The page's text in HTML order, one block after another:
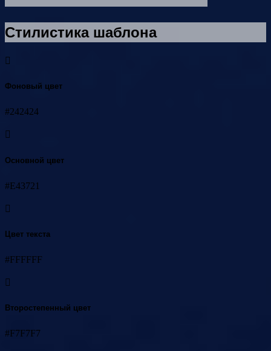
Стилистика шаблона
Фоновый цвет
#242424
Основной цвет
#E43721
Цвет текста
#FFFFFF
Второстепенный цвет
#F7F7F7